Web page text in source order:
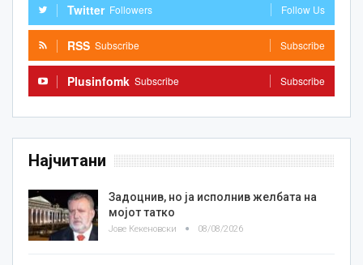
Twitter Followers Follow Us
RSS Subscribe Subscribe
Plusinfomk Subscribe Subscribe
Најчитани
Задоцнив, но ја исполнив желбата на
мојот татко
Јове Кекеновски 08/08/2026